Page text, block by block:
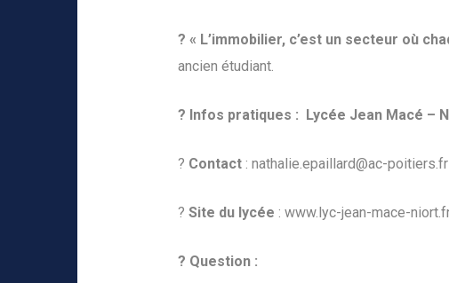
? « L’immobilier, c’est un secteur où
ancien étudiant.
? Infos pratiques : Lycée Jean Macé –
? Contact: nathalie.epaillard@ac-poitiers.fr
? Site du lycée : www.lyc-jean-mace-
? Question :